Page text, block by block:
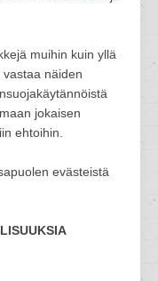
muihin kuin yllä
näiden
jokaisen
ehtoihin.
evästeistä